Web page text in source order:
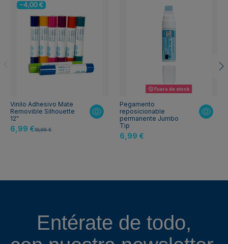
-4,00 €
Vinilo Adhesivo Mate
Removible Silhouette
12"
6,99 €10,99 €
Fuera de stock
Pegamento
reposicionable
permanente Jumbo
Tip
6,99 €
Entérate de todo,